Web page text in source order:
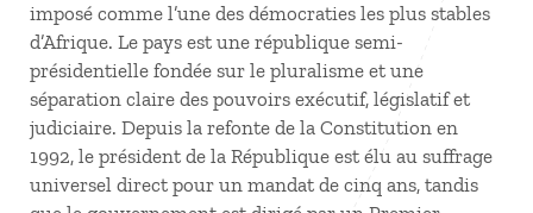
imposé comme l’une des démocraties les plus stables
d’Afrique. Le pays est une république semi-
présidentielle fondée sur le pluralisme et une
séparation claire des pouvoirs exécutif, législatif et
judiciaire. Depuis la refonte de la Constitution en
1992, le président de la République est élu au suffrage
universel direct pour un mandat de cinq ans, tandis